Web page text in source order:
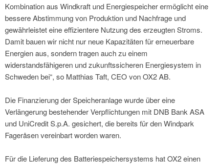
Kombination aus Windkraft und Energiespeicher ermöglicht eine
bessere Abstimmung von Produktion und Nachfrage und
gewährleistet eine effizientere Nutzung des erzeugten Stroms.
Damit bauen wir nicht nur neue Kapazitäten für erneuerbare
Energien aus, sondern tragen auch zu einem
widerstandsfähigeren und zukunftssicheren Energiesystem in
Schweden bei“, so Matthias Taft, CEO von OX2 AB.
Die Finanzierung der Speicheranlage wurde über eine
Verlängerung bestehender Verpflichtungen mit DNB Bank ASA
und UniCredit S.p.A. gesichert, die bereits für den Windpark
Fageråsen vereinbart worden waren.
Für die Lieferung des Batteriespeichersystems hat OX2 einen